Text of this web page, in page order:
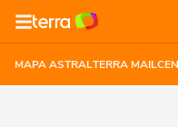
MAPA ASTRALTERRA MAIL